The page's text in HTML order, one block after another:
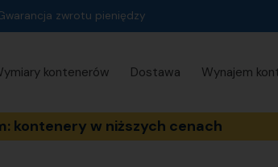
zwrotu pieniędzy
kontenerów Dostawa Wynajem
kontenery w niższych cenach